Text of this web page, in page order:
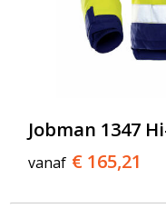
Jobman 1347
vanaf € 165,21